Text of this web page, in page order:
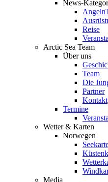
News-
Angeln
Reise
Arctic Sea Team
Über uns
Team
Die
Partner
Kontakt
Termine
Wetter & Karten
Norwegen
Media